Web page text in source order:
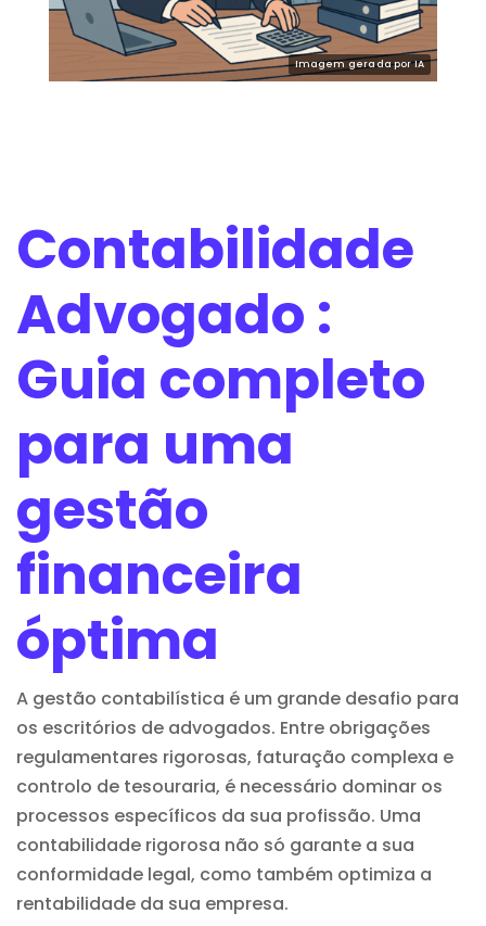
Contabilidade
Advogado :
Guia completo
para uma
gestão
financeira
óptima
A gestão contabilística é um grande desafio para
os escritórios de advogados. Entre obrigações
regulamentares rigorosas, faturação complexa e
controlo de tesouraria, é necessário dominar os
processos específicos da sua profissão. Uma
contabilidade rigorosa não só garante a sua
conformidade legal, como também optimiza a
rentabilidade da sua empresa.